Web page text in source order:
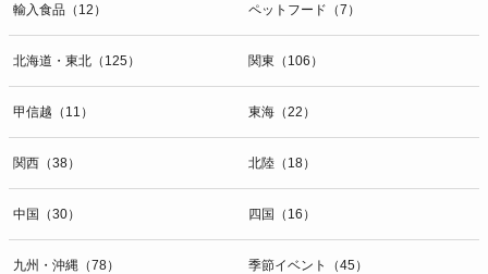
輸入食品（12） ペットフード（7）
北海道・東北（125） 関東（106）
甲信越（11） 東海（22）
関西（38） 北陸（18）
中国（30） 四国（16）
九州・沖縄（78） 季節イベント（45）